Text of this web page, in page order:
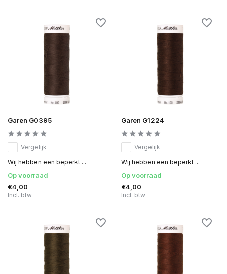
Garen G0395
Vergelijk
Wij hebben een beperkt ...
Op voorraad
€4,00
Incl. btw
Garen G1224
Vergelijk
Wij hebben een beperkt ...
Op voorraad
€4,00
Incl. btw